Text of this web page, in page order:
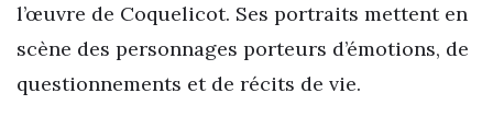
l’œuvre de Coquelicot. Ses portraits mettent en
scène des personnages porteurs d’émotions, de
questionnements et de récits de vie.